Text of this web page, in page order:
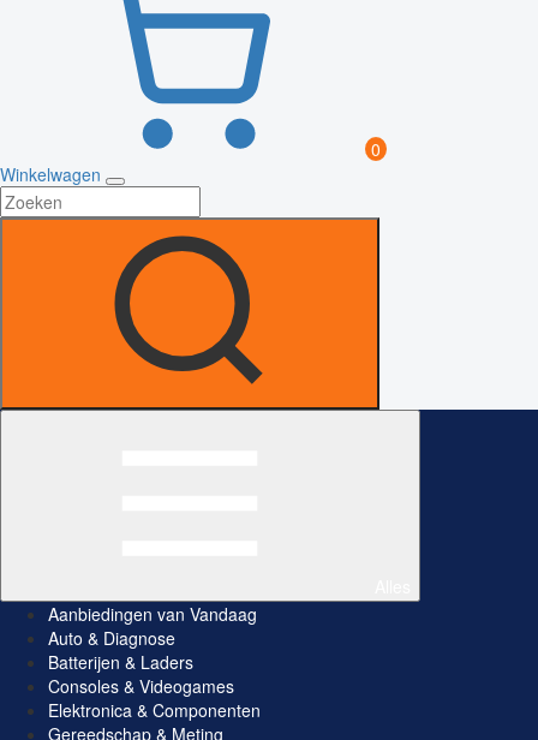
0
Winkelwagen
Aanbiedingen van Vandaag
Auto & Diagnose
Batterijen & Laders
Consoles & Videogames
Elektronica & Componenten
Gereedschap & Meting